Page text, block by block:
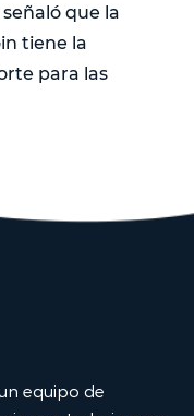
que la
tiene la
para las
equipo de